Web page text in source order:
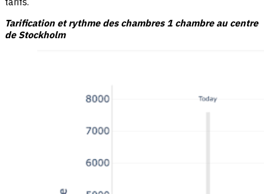
Tarification et rythme des chambres 1 chambre au centre
de Stockholm